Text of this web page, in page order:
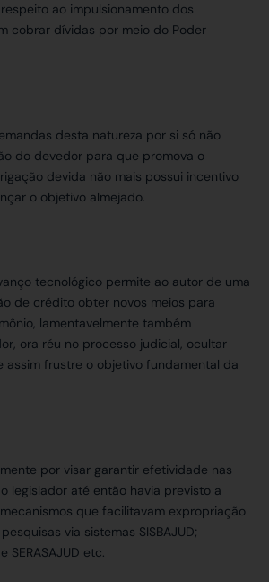
ao impulsionamento dos
cobrar dívidas por meio do Poder
desta natureza por si só não
do devedor para que promova o
devida não mais possui incentivo
o objetivo almejado.
tecnológico permite ao autor de uma
de crédito obter novos meios para
lamentavelmente também
ora réu no processo judicial, ocultar
assim frustre o objetivo fundamental da
por visar garantir efetividade nas
legislador até então havia previsto a
que facilitavam expropriação
via sistemas SISBAJUD;
SERASAJUD etc.